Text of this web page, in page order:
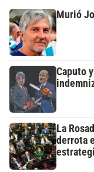
Murió
Caputo
La
derrota